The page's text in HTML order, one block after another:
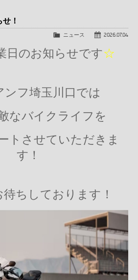
TRIUMPH OFFICIAL SITE
FacebookInstagram
X
！
2026.07.04
ニュース
日のお知らせです☆
ンフ埼玉川口では
なバイクライフを
トさせていただきま
す！
ちしております！